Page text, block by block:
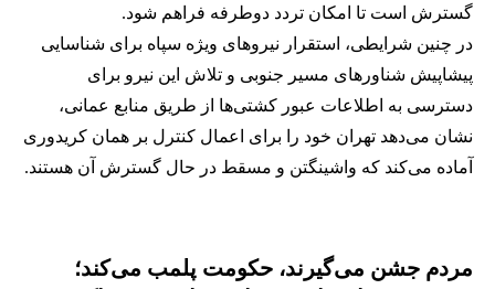
گسترش است تا امکان تردد دوطرفه فراهم شود.
در چنین شرایطی، استقرار نیروهای ویژه سپاه برای شناسایی
پیشاپیش شناورهای مسیر جنوبی و تلاش این نیرو برای
دسترسی به اطلاعات عبور کشتی‌ها از طریق منابع عمانی،
نشان می‌دهد تهران خود را برای اعمال کنترل بر همان کریدوری
آماده می‌کند که واشینگتن و مسقط در حال گسترش آن هستند.
مردم جشن می‌گیرند، حکومت پلمب می‌کند؛